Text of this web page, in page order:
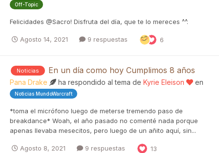
Off-Topic
Felicidades @Sacro! Disfruta del día, que te lo mereces ^^.
Agosto 14, 2021 9 respuestas 6
Noticias En un día como hoy Cumplimos 8 años
Pana Drake ha respondido al tema de Kyrie Eleison en
Noticias MundoWarcraft
*toma el micrófono luego de meterse tremendo paso de
breakdance* Woah, el año pasado no comenté nada porque
apenas llevaba mesecitos, pero luego de un añito aquí, sin...
Agosto 8, 2021 9 respuestas 13